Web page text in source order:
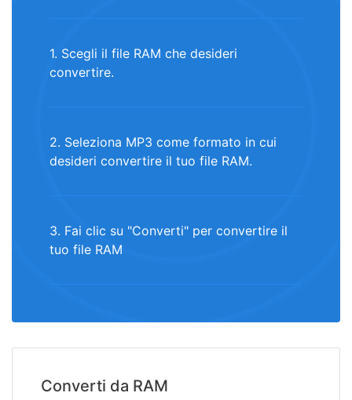
1. Scegli il file RAM che desideri
convertire.
2. Seleziona MP3 come formato in cui
desideri convertire il tuo file RAM.
3. Fai clic su "Converti" per convertire il
tuo file RAM
Converti da RAM